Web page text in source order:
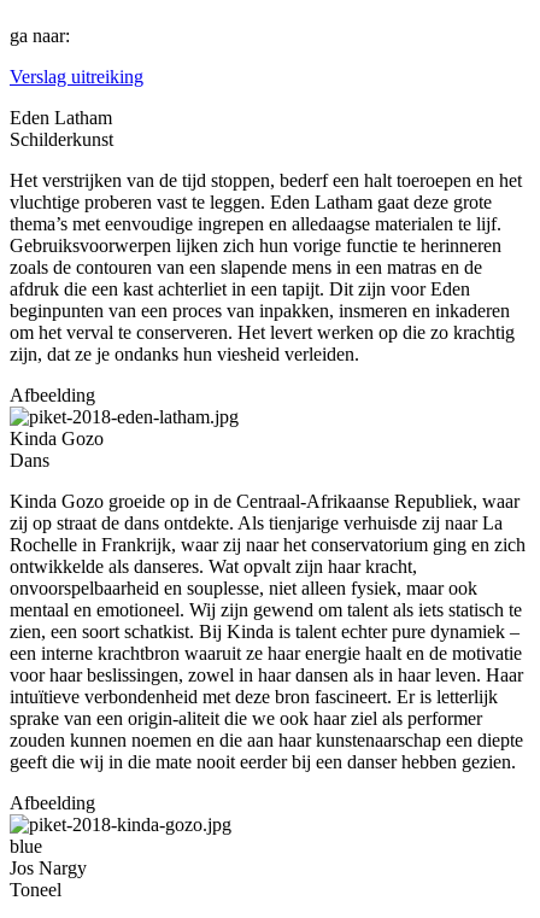
ga naar:
Verslag uitreiking
Eden Latham
Schilderkunst
Het verstrijken van de tijd stoppen, bederf een halt toeroepen en het
vluchtige proberen vast te leggen. Eden Latham gaat deze grote
thema’s met eenvoudige ingrepen en alledaagse materialen te lijf.
Gebruiksvoorwerpen lijken zich hun vorige functie te herinneren
zoals de contouren van een slapende mens in een matras en de
afdruk die een kast achterliet in een tapijt. Dit zijn voor Eden
beginpunten van een proces van inpakken, insmeren en inkaderen
om het verval te conserveren. Het levert werken op die zo krachtig
zijn, dat ze je ondanks hun viesheid verleiden.
Afbeelding
Kinda Gozo
Dans
Kinda Gozo groeide op in de Centraal-Afrikaanse Republiek, waar
zij op straat de dans ontdekte. Als tienjarige verhuisde zij naar La
Rochelle in Frankrijk, waar zij naar het conservatorium ging en zich
ontwikkelde als danseres. Wat opvalt zijn haar kracht,
onvoorspelbaarheid en souplesse, niet alleen fysiek, maar ook
mentaal en emotioneel. Wij zijn gewend om talent als iets statisch te
zien, een soort schatkist. Bij Kinda is talent echter pure dynamiek –
een interne krachtbron waaruit ze haar energie haalt en de motivatie
voor haar beslissingen, zowel in haar dansen als in haar leven. Haar
intuïtieve verbondenheid met deze bron fascineert. Er is letterlijk
sprake van een origin-aliteit die we ook haar ziel als performer
zouden kunnen noemen en die aan haar kunstenaarschap een diepte
geeft die wij in die mate nooit eerder bij een danser hebben gezien.
Afbeelding
blue
Jos Nargy
Toneel